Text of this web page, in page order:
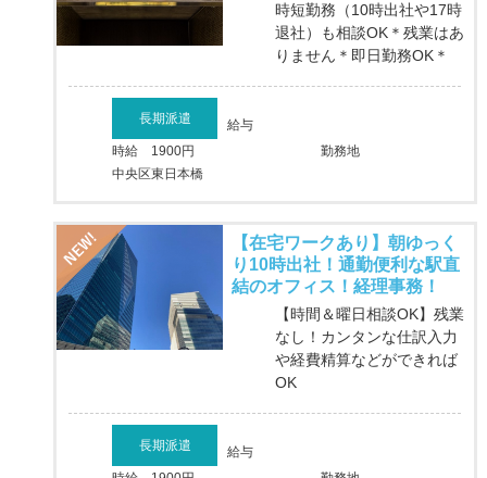
時短勤務（10時出社や17時
退社）も相談OK＊残業はあ
りません＊即日勤務OK＊
長期派遣
給与
時給 1900円
勤務地
中央区東日本橋
【在宅ワークあり】朝ゆっく
り10時出社！通勤便利な駅直
結のオフィス！経理事務！
【時間＆曜日相談OK】残業
なし！カンタンな仕訳入力
や経費精算などができれば
OK
長期派遣
給与